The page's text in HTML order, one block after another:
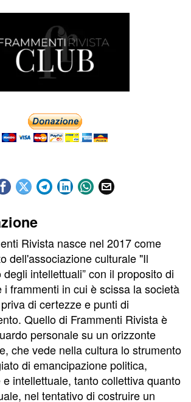
Rivista nasce nel 2017 come
dell'associazione culturale "Il
degli intellettuali” con il proposito di
i frammenti in cui è scissa la società
di certezze e punti di
Quello di Frammenti Rivista è
personale su un orizzonte
che vede nella cultura lo strumento
di emancipazione politica,
e intellettuale, tanto collettiva quanto
nel tentativo di costruire un